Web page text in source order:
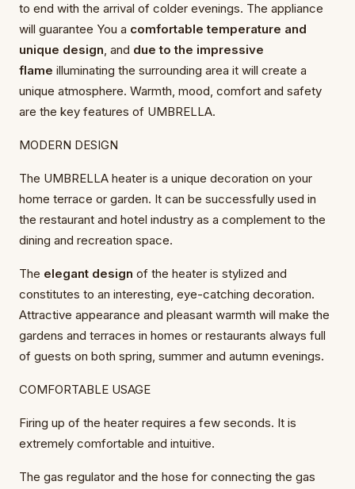
to end with the arrival of colder evenings. The appliance
will guarantee You a comfortable temperature and
unique design, and due to the impressive
flame illuminating the surrounding area it will create a
unique atmosphere. Warmth, mood, comfort and safety
are the key features of UMBRELLA.
MODERN DESIGN
The UMBRELLA heater is a unique decoration on your
home terrace or garden. It can be successfully used in
the restaurant and hotel industry as a complement to the
dining and recreation space.
The elegant design of the heater is stylized and
constitutes to an interesting, eye-catching decoration.
Attractive appearance and pleasant warmth will make the
gardens and terraces in homes or restaurants always full
of guests on both spring, summer and autumn evenings.
COMFORTABLE USAGE
Firing up of the heater requires a few seconds. It is
extremely comfortable and intuitive.
The gas regulator and the hose for connecting the gas